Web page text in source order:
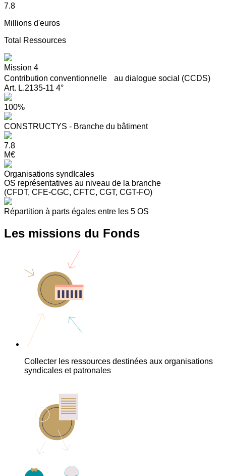
7.8
Millions d'euros
Total Ressources
Mission 4
Contribution conventionnelle au dialogue social (CCDS)
Art. L.2135-11 4°
100%
CONSTRUCTYS - Branche du bâtiment
7.8
M€
Organisations syndIcales
OS représentatives au niveau de la branche
(CFDT, CFE-CGC, CFTC, CGT, CGT-FO)
Répartition à parts égales entre les 5 OS
Les missions du Fonds
Collecter les ressources destinées aux organisations
syndicales et patronales